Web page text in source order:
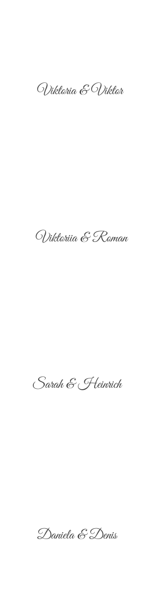
Viktoria & Viktor
Viktoriia & Roman
Sarah & Heinrich
Daniela & Denis